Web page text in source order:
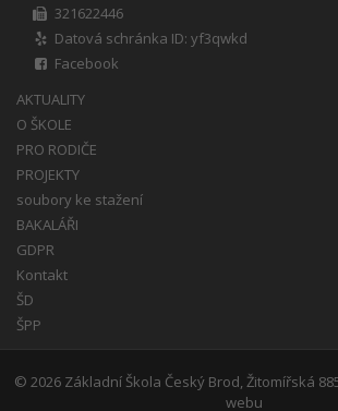
321622446
Datová schránka ID: yf3qwkd
Facebook
AKTUALITY
O ŠKOLE
PRO RODIČE
PROJEKTY
soubory ke stažení
BAKALÁŘI
GDPR
Kontakt
ŠD
ŠPP
© 2026 Základní Škola Český Brod, Žitomířská
webu